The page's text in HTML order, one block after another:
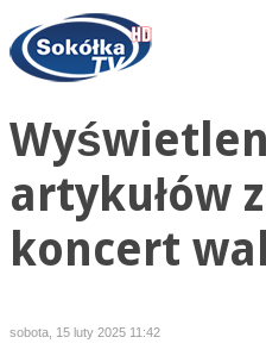
artykułów
koncert
sobota, 15 luty 2025 11:42